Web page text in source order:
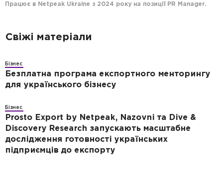
Працює в Netpeak Ukraine з 2024 року на позиції PR Manager.
Свіжі матеріали
Бізнес
Безплатна програма експортного менторингу
для українського бізнесу
Бізнес
Prosto Export by Netpeak, Nazovni та Dive &
Discovery Research запускають масштабне
дослідження готовності українських
підприємців до експорту